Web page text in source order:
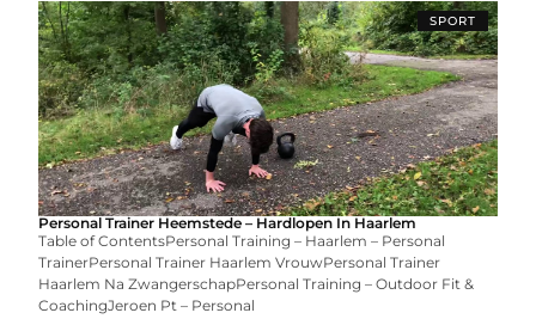
SPORT
Personal Trainer Heemstede – Hardlopen In Haarlem
Table of ContentsPersonal Training – Haarlem – Personal
TrainerPersonal Trainer Haarlem VrouwPersonal Trainer
Haarlem Na ZwangerschapPersonal Training – Outdoor Fit &
CoachingJeroen Pt – Personal